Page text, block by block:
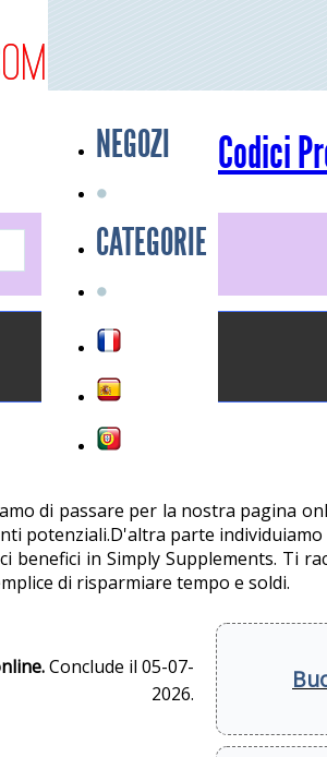
Codici
NEGOZI
CATEGORIE
di passare per la nostra pagina
potenziali.D'altra parte
in Simply Supplements. Ti
di risparmiare tempo e soldi.
Conclude il 05-07-
2026.